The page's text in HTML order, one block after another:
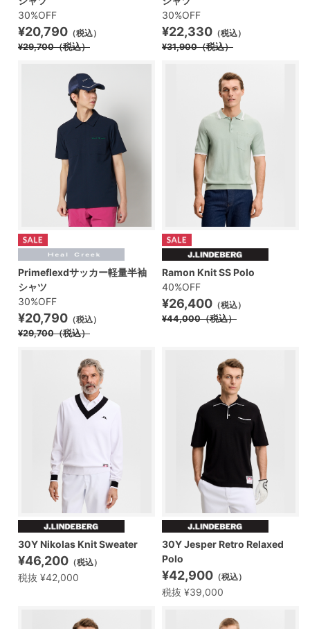
30%OFF
¥20,790 （税込）
¥29,700（税込）
30%OFF
¥22,330 （税込）
¥31,900（税込）
Primeflexdサッカー軽量半袖
シャツ
30%OFF
¥20,790 （税込）
¥29,700（税込）
Ramon Knit SS Polo
40%OFF
¥26,400 （税込）
¥44,000（税込）
30Y Nikolas Knit Sweater
¥46,200 （税込）
税抜 ¥42,000
30Y Jesper Retro Relaxed
Polo
¥42,900 （税込）
税抜 ¥39,000